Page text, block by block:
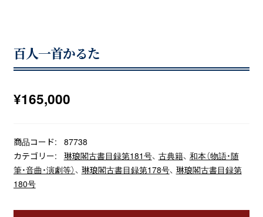
百人一首かるた
¥165,000
商品コード:
87738
カテゴリー:
琳琅閣古書目録第181号、 古典籍、 和本（物語・随
筆・音曲・演劇等） 、 琳琅閣古書目録第178号、 琳琅閣古書目録第
180号